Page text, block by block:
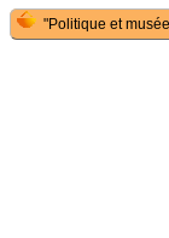
"Politique et